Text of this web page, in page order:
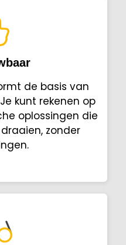
de basis van
kunt rekenen op
oplossingen die
zonder